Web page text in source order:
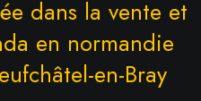
dans la vente et
en normandie
en-Bray